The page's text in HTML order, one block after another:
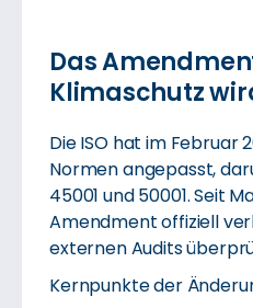
Das
Klimaschutz
Die ISO hat im Februar
Normen angepasst,
45001 und 50001. Seit
Amendment offiziell
externen Audits
Kernpunkte der